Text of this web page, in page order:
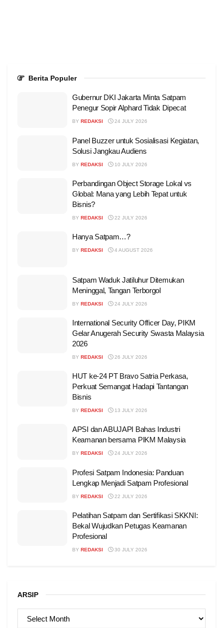
Berita Populer
Gubernur DKI Jakarta Minta Satpam
Penegur Sopir Alphard Tidak Dipecat
BY REDAKSI 24 JULY 2026
Panel Buzzer untuk Sosialisasi Kegiatan,
Solusi Jangkau Audiens
BY REDAKSI 10 JULY 2026
Perbandingan Object Storage Lokal vs
Global: Mana yang Lebih Tepat untuk
Bisnis?
BY REDAKSI 22 JULY 2026
Hanya Satpam…?
BY REDAKSI 4 AUGUST 2026
Satpam Waduk Jatiluhur Ditemukan
Meninggal, Tangan Terborgol
BY REDAKSI 24 JULY 2026
International Security Officer Day, PIKM
Gelar Anugerah Security Swasta Malaysia
2026
BY REDAKSI 26 JULY 2026
HUT ke-24 PT Bravo Satria Perkasa,
Perkuat Semangat Hadapi Tantangan
Bisnis
BY REDAKSI 13 JULY 2026
APSI dan ABUJAPI Bahas Industri
Keamanan bersama PIKM Malaysia
BY REDAKSI 24 JULY 2026
Profesi Satpam Indonesia: Panduan
Lengkap Menjadi Satpam Profesional
BY REDAKSI 22 JULY 2026
Pelatihan Satpam dan Sertifikasi SKKNI:
Bekal Wujudkan Petugas Keamanan
Profesional
BY REDAKSI 30 JULY 2026
ARSIP